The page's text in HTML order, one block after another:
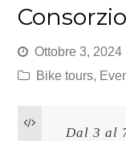
Ottobre 3, 2024
Bike tours,
Dal 3 al